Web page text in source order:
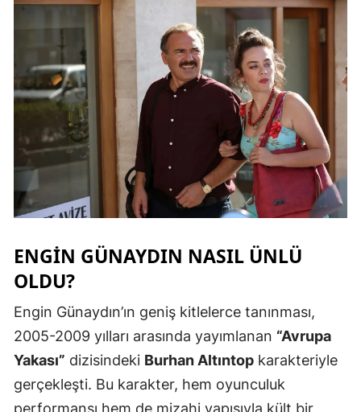
Rize
Sakarya
Samsun
Siirt
Sinop
Sivas
Tekirdağ
Tokat
Tunceli
Şanlıurfa
Van
ENGIN GÜNAYDIN NASIL ÜNLÜ
OLDU?
Engin Günaydın’ın geniş kitlelerce tanınması,
2005-2009 yılları arasında yayımlanan “Avrupa
Yakası” dizisindeki Burhan Altıntop karakteriyle
gerçekleşti. Bu karakter, hem oyunculuk
performansı hem de mizahi yapısıyla kült bir